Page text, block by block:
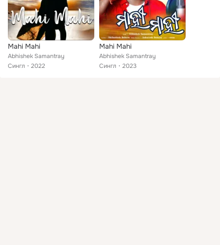
Mahi Mahi
Abhishek Samantray
Сингл
2022
Mahi Mahi
Abhishek Samantray
Сингл
2023